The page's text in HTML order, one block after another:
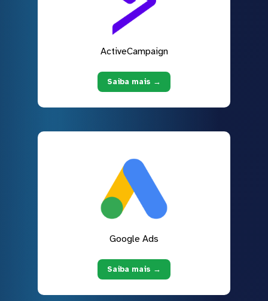
ActiveCampaign
Saiba mais →
Google Ads
Saiba mais →